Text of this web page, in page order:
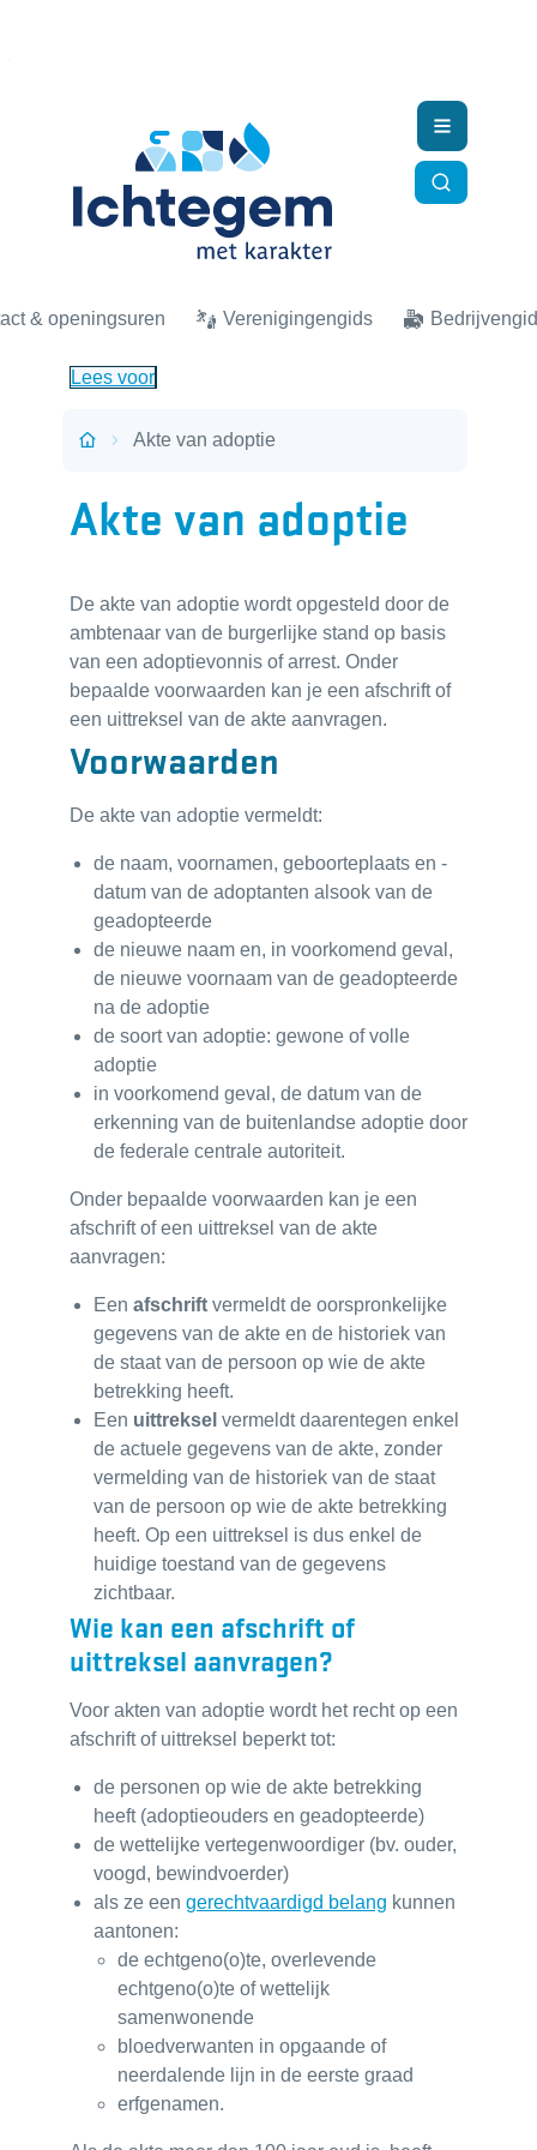
& openingsuren Verenigingengids
Zoek
Menu
Lees voor
Startpagina
Akte van adoptie
Akte van adoptie
De akte van adoptie wordt opgesteld door de
ambtenaar van de burgerlijke stand op basis
van een adoptievonnis of arrest. Onder
bepaalde voorwaarden kan je een afschrift of
een uittreksel van de akte aanvragen.
Voorwaarden
De akte van adoptie vermeldt:
de naam, voornamen, geboorteplaats en -
datum van de adoptanten alsook van de
geadopteerde
de nieuwe naam en, in voorkomend geval,
de nieuwe voornaam van de geadopteerde
na de adoptie
de soort van adoptie: gewone of volle
adoptie
in voorkomend geval, de datum van de
erkenning van de buitenlandse adoptie door
de federale centrale autoriteit.
Onder bepaalde voorwaarden kan je een
afschrift of een uittreksel van de akte
aanvragen:
Een afschrift vermeldt de oorspronkelijke
gegevens van de akte en de historiek van
de staat van de persoon op wie de akte
betrekking heeft.
Een uittreksel vermeldt daarentegen enkel
de actuele gegevens van de akte, zonder
vermelding van de historiek van de staat
van de persoon op wie de akte betrekking
heeft. Op een uittreksel is dus enkel de
huidige toestand van de gegevens
zichtbaar.
Wie kan een afschrift of
uittreksel aanvragen?
Voor akten van adoptie wordt het recht op een
afschrift of uittreksel beperkt tot:
de personen op wie de akte betrekking
heeft (adoptieouders en geadopteerde)
de wettelijke vertegenwoordiger (bv. ouder,
voogd, bewindvoerder)
als ze een gerechtvaardigd belang kunnen
aantonen:
de echtgeno(o)te, overlevende
echtgeno(o)te of wettelijk
samenwonende
bloedverwanten in opgaande of
neerdalende lijn in de eerste graad
erfgenamen.